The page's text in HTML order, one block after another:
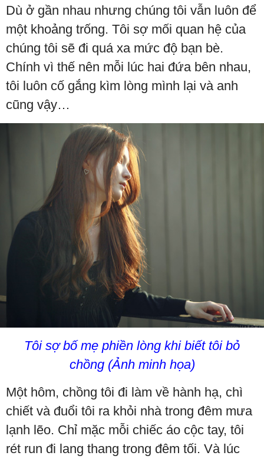
Dù ở gần nhau nhưng chúng tôi vẫn luôn để
một khoảng trống. Tôi sợ mối quan hệ của
chúng tôi sẽ đi quá xa mức độ bạn bè.
Chính vì thế nên mỗi lúc hai đứa bên nhau,
tôi luôn cố gắng kìm lòng mình lại và anh
cũng vậy…
Tôi sợ bố mẹ phiền lòng khi biết tôi bỏ
chồng (Ảnh minh họa)
Một hôm, chồng tôi đi làm về hành hạ, chì
chiết và đuổi tôi ra khỏi nhà trong đêm mưa
lạnh lẽo. Chỉ mặc mỗi chiếc áo cộc tay, tôi
rét run đi lang thang trong đêm tối. Và lúc